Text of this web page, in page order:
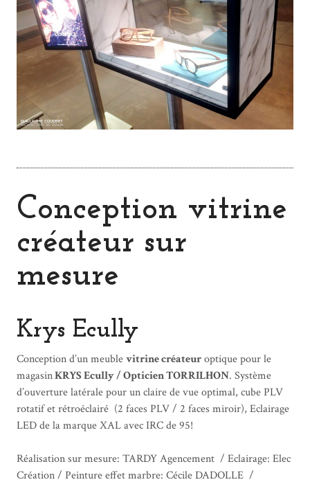
Conception vitrine
créateur sur
mesure
Krys Ecully
Conception d’un meublevitrine créateuroptique pour le
magasinKRYS Ecully / Opticien TORRILHON. Système
d’ouverture latérale pour un claire de vue optimal, cube PLV
rotatif et rétroéclairé (2 faces PLV / 2 faces miroir), Eclairage
LED de la marque XAL avec IRC de 95!
Réalisation sur mesure: TARDY Agencement / Eclairage: Elec
Création / Peinture effet marbre: Cécile DADOLLE /